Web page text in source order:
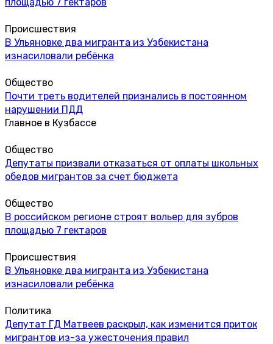
Происшествия
В Ульяновке два мигранта из Узбекистана
изнасиловали ребёнка
Общество
Почти треть водителей признались в постоянном
нарушении ПДД
Главное в Кузбассе
Общество
Депутаты призвали отказаться от оплаты школьных
обедов мигрантов за счет бюджета
Общество
В российском регионе строят вольер для зубров
площадью 7 гектаров
Происшествия
В Ульяновке два мигранта из Узбекистана
изнасиловали ребёнка
Политика
Депутат ГД Матвеев раскрыл, как изменится приток
мигрантов из-за ужесточения правил